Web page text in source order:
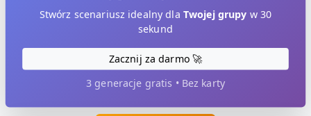
Stwórz scenariusz idealny dla Twojej grupy w 30
sekund
Zacznij za darmo 🚀
3 generacje gratis • Bez karty